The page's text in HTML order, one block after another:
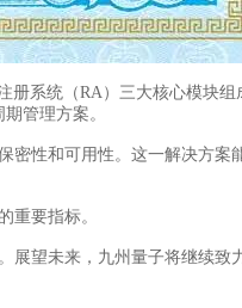
系统（RA）三大核心模块组
管理方案。
性和可用性。这一解决方案
要指标。
望未来，九州量子将继续致